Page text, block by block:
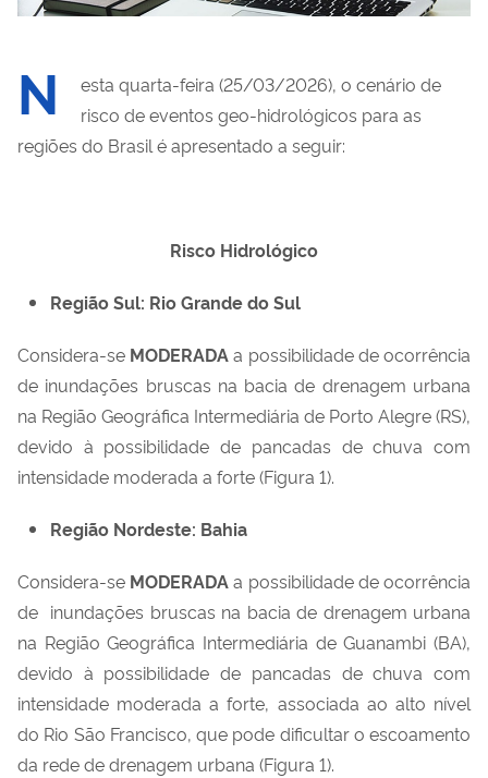
N
esta quarta-feira (25/03/2026), o cenário de
risco de eventos geo-hidrológicos para as
regiões do Brasil é apresentado a seguir:
Risco Hidrológico
Região Sul: Rio Grande do Sul
Considera-se MODERADAa possibilidade de ocorrência
de inundações bruscas na bacia de drenagem urbana
na Região Geográfica Intermediária de Porto Alegre (RS),
devido à possibilidade de pancadas de chuva com
intensidade moderada a forte (Figura 1).
Região Nordeste: Bahia
Considera-se MODERADAa possibilidade de ocorrência
de inundações bruscas na bacia de drenagem urbana
na Região Geográfica Intermediária de Guanambi (BA),
devido à possibilidade de pancadas de chuva com
intensidade moderada a forte, associada ao alto nível
do Rio São Francisco, que pode dificultar o escoamento
da rede de drenagem urbana (Figura 1).